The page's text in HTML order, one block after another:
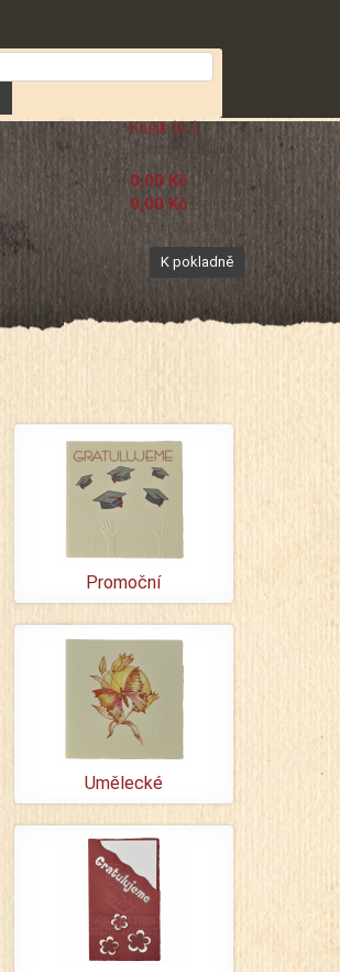
Košík (0,-)
Žádné produkty
0,00 Kč DPH
0,00 Kč Celkem
Ceny jsou s DPH
K pokladně
Promoční
Umělecké